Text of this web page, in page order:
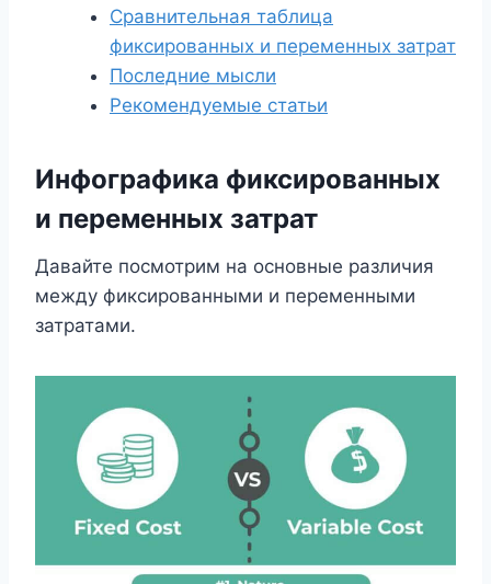
Сравнительная таблица
фиксированных и переменных затрат
Последние мысли
Рекомендуемые статьи
Инфографика фиксированных
и переменных затрат
Давайте посмотрим на основные различия
между фиксированными и переменными
затратами.